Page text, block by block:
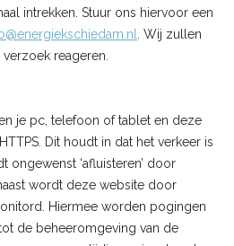
intrekken. Stuur ons hiervoor een
. Wij zullen
reageren.
je pc, telefoon of tablet en deze
Dit houdt in dat het verkeer is
ongewenst ‘afluisteren’ door
wordt deze website door
Hiermee worden pogingen
de beheeromgeving van de